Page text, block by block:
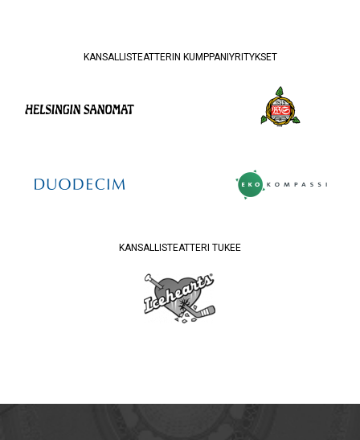
KANSALLISTEATTERIN KUMPPANIYRITYKSET
KANSALLISTEATTERI TUKEE